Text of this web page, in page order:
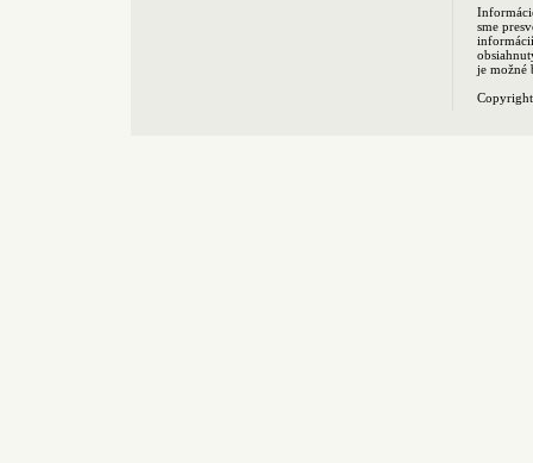
sme
je možné